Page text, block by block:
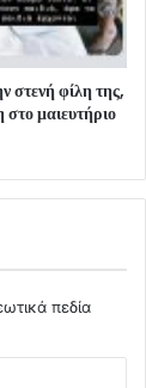
στενή φίλη της,
μαιευτήριο
πεδία